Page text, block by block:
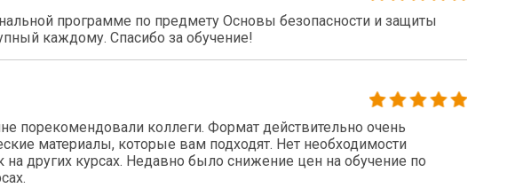
программе по предмету Основы безопасности и защиты
каждому. Спасибо за обучение!
порекомендовали коллеги. Формат действительно очень
материалы, которые вам подходят. Нет необходимости
на других курсах. Недавно было снижение цен на обучение по